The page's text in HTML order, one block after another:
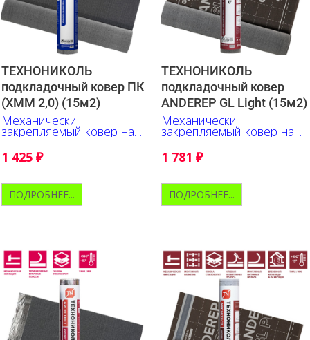
ТЕХНОНИКОЛЬ
подкладочный ковер ПК
(ХММ 2,0) (15м2)
Механически
закрепляемый ковер на
основе стеклохолста.
Бюджетное решение.
1 425 ₽
ПОДРОБНЕЕ...
ТЕХНОНИКОЛЬ
подкладочный ковер
ANDEREP GL Light (15м2)
Механически
закрепляемый ковер на
основе стеклохолста.
Верх - полипропилен.
1 781 ₽
ПОДРОБНЕЕ...